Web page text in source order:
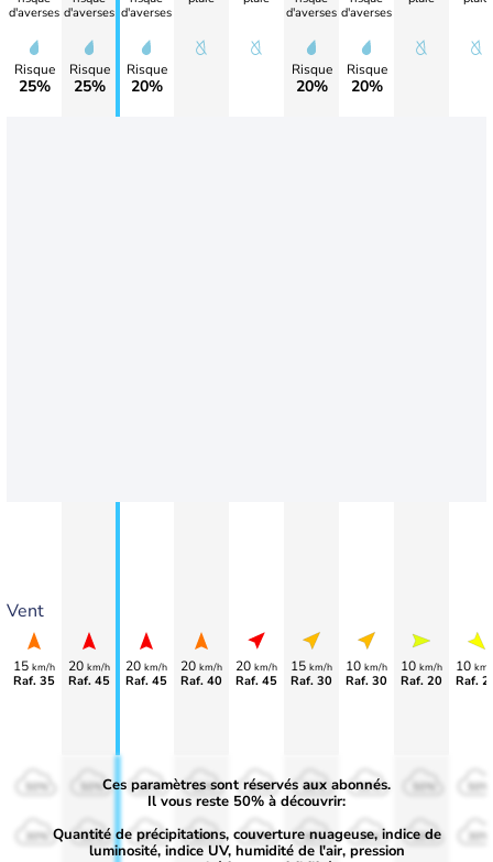
Vent
d'averses
Risque
25%
15 km/h
Raf. 35
d'averses
Risque
25%
20 km/h
Raf. 45
d'averses
Risque
20%
20 km/h
Raf. 45
20 km/h
Raf. 40
20 km/h
Raf. 45
d'averses
Risque
20%
15 km/h
Raf. 30
d'averses
Risque
20%
10 km/h
Raf. 30
10 km/h
Raf. 20
10
Raf.
50%
30%
50%
30%
50%
30%
50%
30%
50%
30%
50%
30%
50%
30% 30% 30%
Ces paramètres sont réservés aux abonnés.
Il vous reste 50% à découvrir:
Quantité de précipitations, couverture nuageuse, indice de
luminosité, indice UV, humidité de l'air, pression